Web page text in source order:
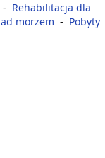
- Rehabilitacja dla
morzem - Pobyty